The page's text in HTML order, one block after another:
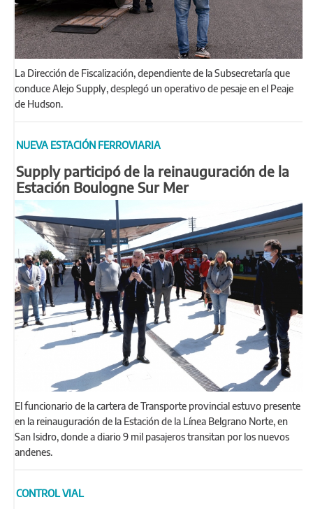
La Dirección de Fiscalización, dependiente de la Subsecretaría que
conduce Alejo Supply, desplegó un operativo de pesaje en el Peaje
de Hudson.
NUEVA ESTACIÓN FERROVIARIA
Supply participó de la reinauguración de la
Estación Boulogne Sur Mer
El funcionario de la cartera de Transporte provincial estuvo presente
en la reinauguración de la Estación de la Línea Belgrano Norte, en
San Isidro, donde a diario 9 mil pasajeros transitan por los nuevos
andenes.
CONTROL VIAL